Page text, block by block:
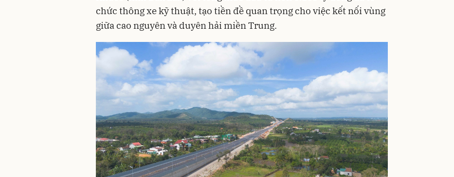
chức thông xe kỹ thuật, tạo tiền đề quan trọng cho việc kết nối vùng
giữa cao nguyên và duyên hải miền Trung.